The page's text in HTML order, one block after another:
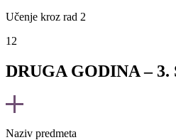
Učenje kroz rad 2
12
DRUGA GODINA – 3.
Naziv predmeta